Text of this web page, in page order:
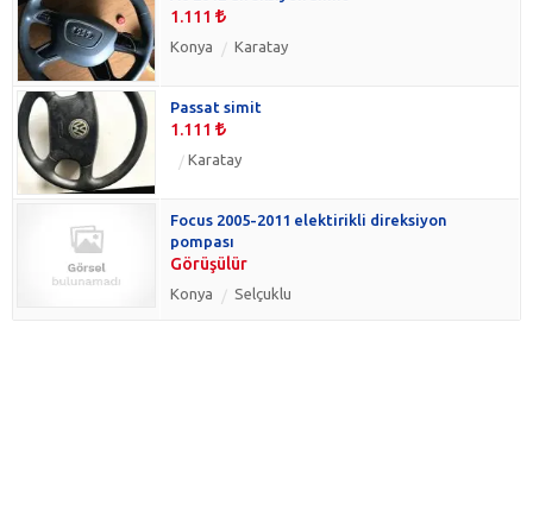
1.111
Konya Karatay
Passat simit
1.111
Karatay
Focus 2005-2011 elektirikli direksiyon
pompası
Görüşülür
Konya Selçuklu